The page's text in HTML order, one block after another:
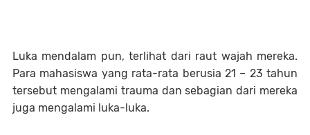
Luka mendalam pun, terlihat dari raut wajah mereka.
Para mahasiswa yang rata-rata berusia 21 – 23 tahun
tersebut mengalami trauma dan sebagian dari mereka
juga mengalami luka-luka.